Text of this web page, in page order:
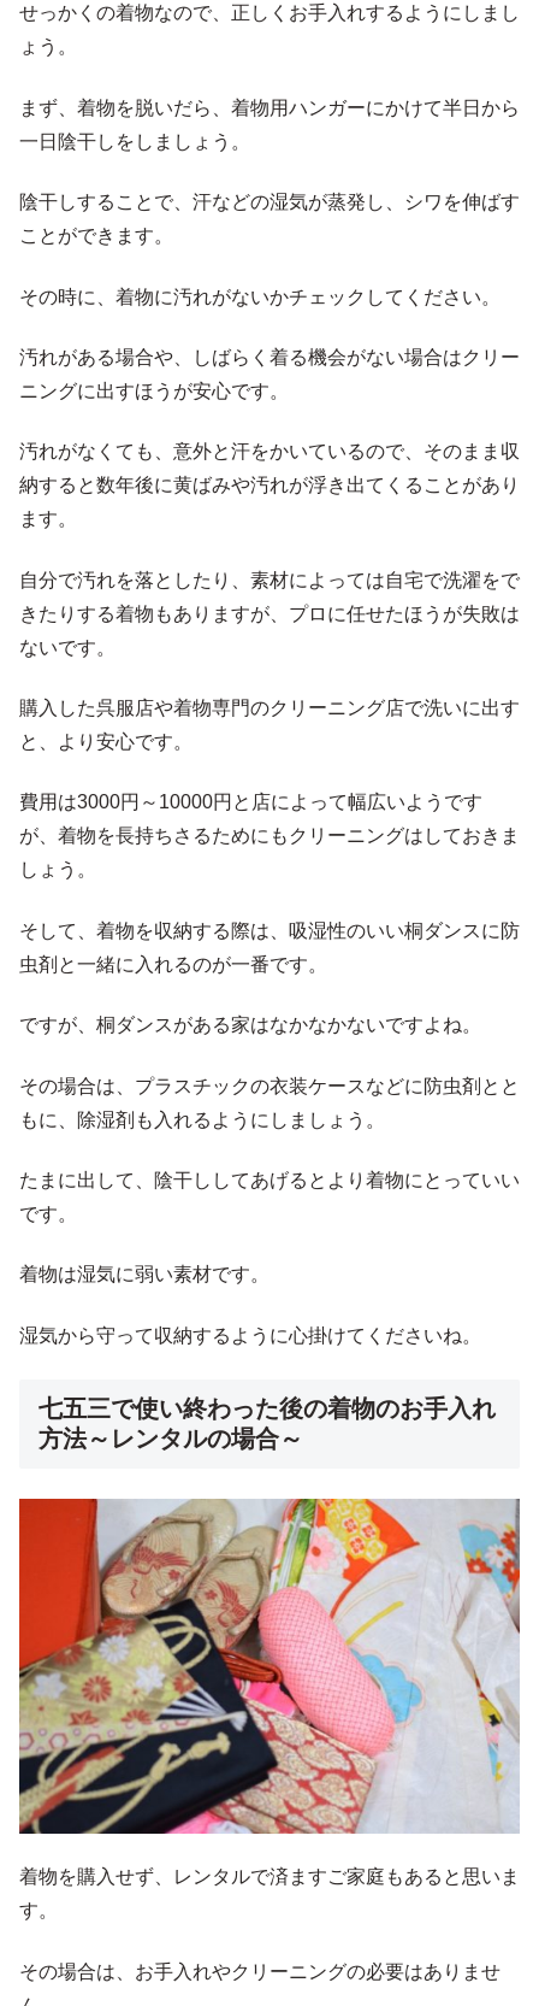
せっかくの着物なので、正しくお手入れするようにしまし
ょう。
まず、着物を脱いだら、着物用ハンガーにかけて半日から
一日陰干しをしましょう。
陰干しすることで、汗などの湿気が蒸発し、シワを伸ばす
ことができます。
その時に、着物に汚れがないかチェックしてください。
汚れがある場合や、しばらく着る機会がない場合はクリー
ニングに出すほうが安心です。
汚れがなくても、意外と汗をかいているので、そのまま収
納すると数年後に黄ばみや汚れが浮き出てくることがあり
ます。
自分で汚れを落としたり、素材によっては自宅で洗濯をで
きたりする着物もありますが、プロに任せたほうが失敗は
ないです。
購入した呉服店や着物専門のクリーニング店で洗いに出す
と、より安心です。
費用は3000円～10000円と店によって幅広いようです
が、着物を長持ちさるためにもクリーニングはしておきま
しょう。
そして、着物を収納する際は、吸湿性のいい桐ダンスに防
虫剤と一緒に入れるのが一番です。
ですが、桐ダンスがある家はなかなかないですよね。
その場合は、プラスチックの衣装ケースなどに防虫剤とと
もに、除湿剤も入れるようにしましょう。
たまに出して、陰干ししてあげるとより着物にとっていい
です。
着物は湿気に弱い素材です。
湿気から守って収納するように心掛けてくださいね。
七五三で使い終わった後の着物のお手入れ
方法～レンタルの場合～
着物を購入せず、レンタルで済ますご家庭もあると思いま
す。
その場合は、お手入れやクリーニングの必要はありませ